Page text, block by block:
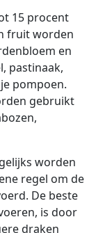
15 procent
fruit worden
en
pastinaak,
pompoen.
gebruikt
worden
regel om de
De beste
is door
draken